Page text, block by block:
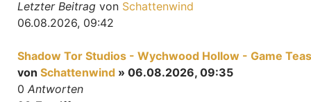
Letzter Beitrag von Schattenwind
06.08.2026, 09:42
Shadow Tor Studios - Wychwood Hollow - Game
von Schattenwind » 06.08.2026, 09:35
0 Antworten